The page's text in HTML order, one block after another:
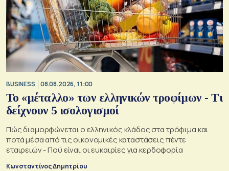
BUSINESS 08.08.2026, 11:00
Το «μέταλλο» των ελληνικών τροφίμων - Τι
δείχνουν 5 ισολογισμοί
Πώς διαμορφώνεται ο ελληνικός κλάδος στα τρόφιμα και
ποτά μέσα από τις οικονομικές καταστάσεις πέντε
εταιρειών - Πού είναι οι ευκαιρίες για κερδοφορία
Κωνσταντίνος Δημητρίου